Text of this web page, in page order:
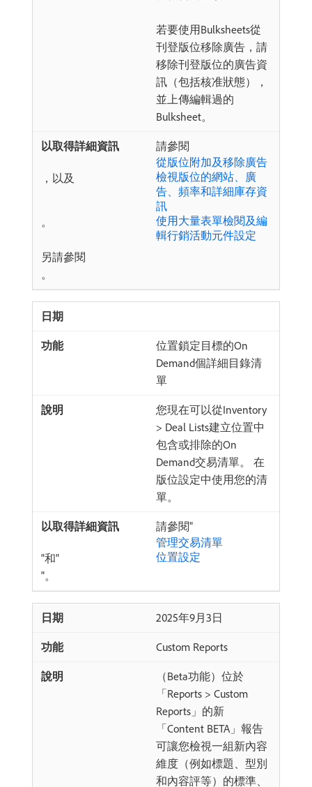
若要使用Bulksheets從
刊登版位移除廣告，請
移除刊登版位的廣告資
訊（包括核准狀態），
並上傳編輯過的
Bulksheet。
請參閱
從版位附加及移除廣告
，以及
檢視版位的網站、廣
告、頻率和詳細庫存資
訊
。
另請參閱
使用大量表單檢閱及編
輯行銷活動元件設定
。
位置鎖定目標的On
Demand個詳細目錄清
單
您現在可以從Inventory
> Deal Lists建立位置中
包含或排除的On
Demand交易清單。 在
版位設定中使用您的清
單。
請參閱"
管理交易清單
"和"
位置設定
"。
2025年9月3日
Custom Reports
（Beta功能）位於
「Reports > Custom
Reports」的新
「Content BETA」報告
可讓您檢視一組新內容
維度（例如標題、型別
和內容評等）的標準、